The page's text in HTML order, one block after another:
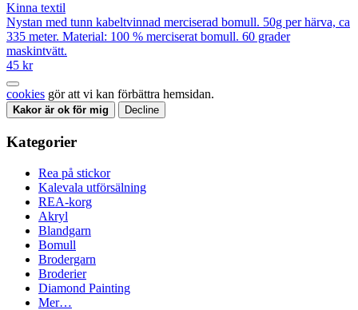
Kinna textil
Nystan med tunn kabeltvinnad merciserad bomull. 50g per härva, ca
335 meter. Material: 100 % merciserat bomull. 60 grader
maskintvätt.
45 kr
cookies gör att vi kan förbättra hemsidan.
Kakor är ok för mig Decline
Kategorier
Rea på stickor
Kalevala utförsälning
REA-korg
Akryl
Blandgarn
Bomull
Brodergarn
Broderier
Diamond Painting
Mer…